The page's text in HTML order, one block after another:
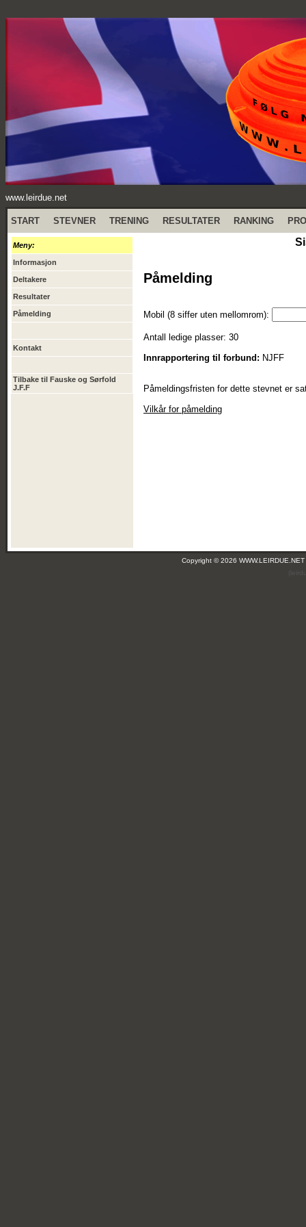
www.leirdue.net
START STEVNER TRENING RESULTATER RANKING
Meny:
Informasjon
Deltakere
Resultater
Påmelding
Kontakt
Tilbake til Fauske og Sørfold
J.F.F
Påmelding
Mobil (8 siffer uten mellomrom):
Antall ledige plasser: 30
Innrapportering til forbund: NJFF
Påmeldingsfristen for dette stevnet er
Vilkår for påmelding
Copyright © 2026